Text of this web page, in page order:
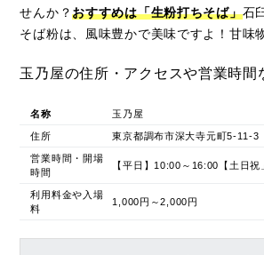
せんか？おすすめは「生粉打ちそば」石
そば粉は、風味豊かで美味ですよ！甘味
玉乃屋の住所・アクセスや営業時間
名称 玉乃屋
住所 東京都調布市深大寺元町5-11-3
営業時間・開場
時間
【平日】10:00～16:00【土日
利用料金や入場
料
1,000円～2,000円